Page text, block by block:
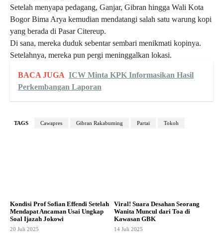
Setelah menyapa pedagang, Ganjar, Gibran hingga Wali Kota
Bogor Bima Arya kemudian mendatangi salah satu warung kopi
yang berada di Pasar Citereup.
Di sana, mereka duduk sebentar sembari menikmati kopinya.
Setelahnya, mereka pun pergi meninggalkan lokasi.
BACA JUGA ICW Minta KPK Informasikan Hasil
Perkembangan Laporan
TAGS Cawapres Gibran Rakabuming Partai Tokoh
Kondisi Prof Sofian Effendi Setelah
Mendapat Ancaman Usai Ungkap
Soal Ijazah Jokowi
20 Juli 2025
Viral! Suara Desahan Seorang
Wanita Muncul dari Toa di
Kawasan GBK
14 Juli 2025